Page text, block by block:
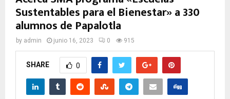
Sustentables para el Bienestar» a 330
alumnos de Papalotla
by admin junio 16, 2023 0 915
SHARE 0